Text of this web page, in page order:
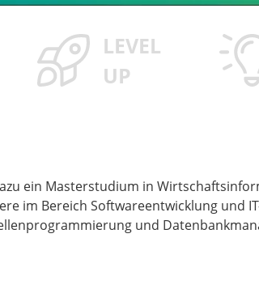
LEVEL
UP
ein Masterstudium in
im Bereich Softwareentwicklung und
und